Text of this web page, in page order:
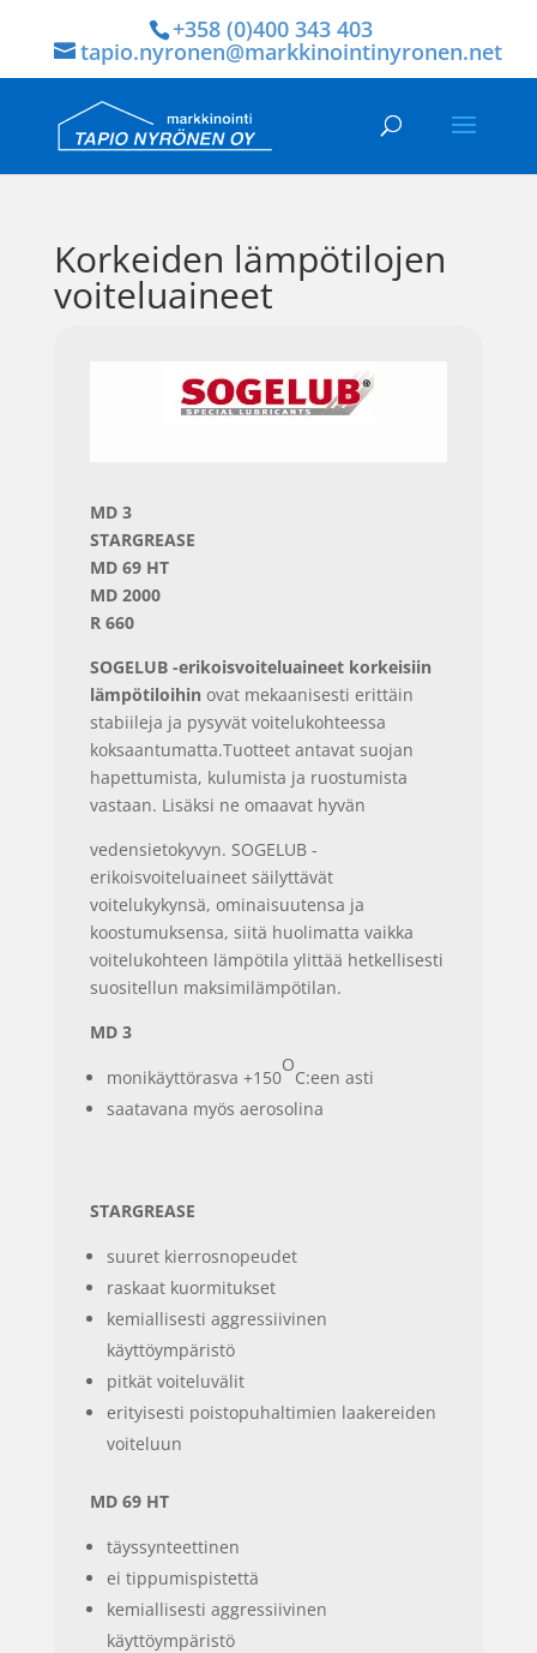
+358 (0)400 343 403
tapio.nyronen@markkinointinyronen.net
Korkeiden lämpötilojen
voiteluaineet
MD 3
STARGREASE
MD 69 HT
MD 2000
R 660
SOGELUB -erikoisvoiteluaineet korkeisiin
lämpötiloihin ovat mekaanisesti erittäin
stabiileja ja pysyvät voitelukohteessa
koksaantumatta.Tuotteet antavat suojan
hapettumista, kulumista ja ruostumista
vastaan. Lisäksi ne omaavat hyvän
vedensietokyvyn. SOGELUB -
erikoisvoiteluaineet säilyttävät
voitelukykynsä, ominaisuutensa ja
koostumuksensa, siitä huolimatta vaikka
voitelukohteen lämpötila ylittää hetkellisesti
suositellun maksimilämpötilan.
MD 3
monikäyttörasva +150
O
C:een asti
saatavana myös aerosolina
STARGREASE
suuret kierrosnopeudet
raskaat kuormitukset
kemiallisesti aggressiivinen
käyttöympäristö
pitkät voiteluvälit
erityisesti poistopuhaltimien laakereiden
voiteluun
MD 69 HT
täyssynteettinen
ei tippumispistettä
kemiallisesti aggressiivinen
käyttöympäristö